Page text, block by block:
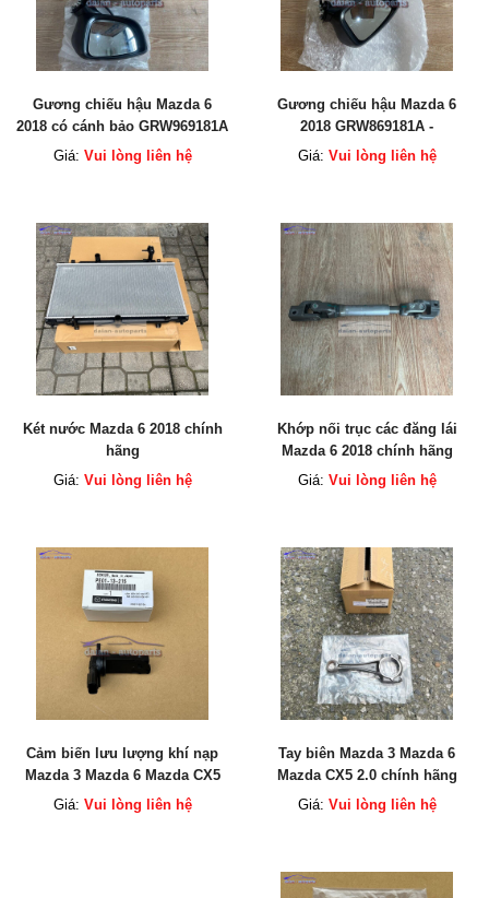
Gương chiếu hậu Mazda 6
2018 có cánh bảo GRW969181A
Giá: Vui lòng liên hệ
Gương chiếu hậu Mazda 6
2018 GRW869181A -
GRW869121A
Giá: Vui lòng liên hệ
Két nước Mazda 6 2018 chính
hãng
Giá: Vui lòng liên hệ
Khớp nối trục các đăng lái
Mazda 6 2018 chính hãng
Giá: Vui lòng liên hệ
Cảm biến lưu lượng khí nạp
Mazda 3 Mazda 6 Mazda CX5
2012 - 2015 PE0113215 chính
Giá: Vui lòng liên hệ
Tay biên Mazda 3 Mazda 6
Mazda CX5 2.0 chính hãng
Giá: Vui lòng liên hệ